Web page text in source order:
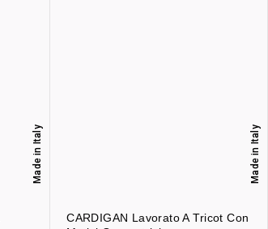
Made in Italy
CARDIGAN Lavorato A Tricot Con
Made in Italy